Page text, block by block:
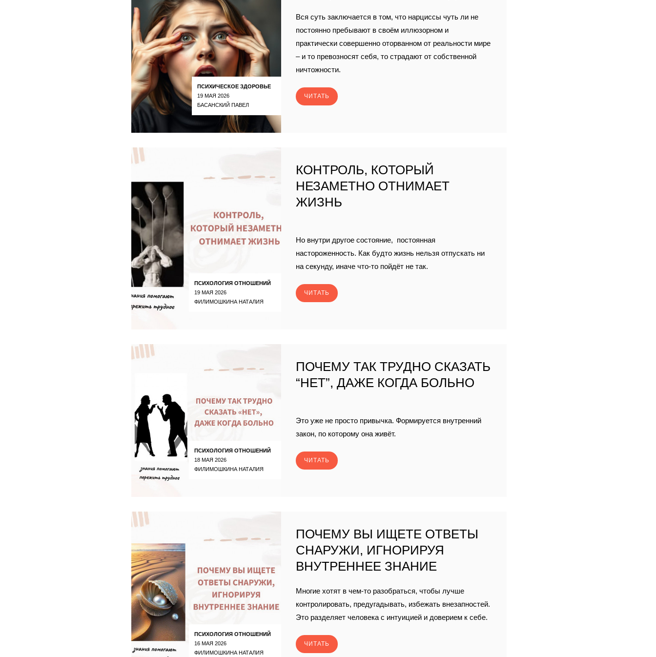
ПСИХИЧЕСКОЕ ЗДОРОВЬЕ
19 МАЯ 2026
БАСАНСКИЙ ПАВЕЛ
Вся суть заключается в том, что нарциссы чуть ли не
постоянно пребывают в своём иллюзорном и
практически совершенно оторванном от реальности мире
– и то превозносят себя, то страдают от собственной
ничтожности.
ЧИТАТЬ
ПСИХОЛОГИЯ ОТНОШЕНИЙ
19 МАЯ 2026
ФИЛИМОШКИНА НАТАЛИЯ
КОНТРОЛЬ, КОТОРЫЙ
НЕЗАМЕТНО ОТНИМАЕТ
ЖИЗНЬ
Но внутри другое состояние, постоянная
настороженность. Как будто жизнь нельзя отпускать ни
на секунду, иначе что-то пойдёт не так.
ЧИТАТЬ
ПСИХОЛОГИЯ ОТНОШЕНИЙ
18 МАЯ 2026
ФИЛИМОШКИНА НАТАЛИЯ
ПОЧЕМУ ТАК ТРУДНО СКАЗАТЬ
“НЕТ”, ДАЖЕ КОГДА БОЛЬНО
Это уже не просто привычка. Формируется внутренний
закон, по которому она живёт.
ЧИТАТЬ
ПСИХОЛОГИЯ ОТНОШЕНИЙ
16 МАЯ 2026
ФИЛИМОШКИНА НАТАЛИЯ
ПОЧЕМУ ВЫ ИЩЕТЕ ОТВЕТЫ
СНАРУЖИ, ИГНОРИРУЯ
ВНУТРЕННЕЕ ЗНАНИЕ
Многие хотят в чем-то разобраться, чтобы лучше
контролировать, предугадывать, избежать внезапностей.
Это разделяет человека с интуицией и доверием к себе.
ЧИТАТЬ